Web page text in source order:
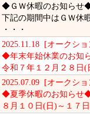
◆ＧＷ休暇のお知らせ
下記の期間中はＧＷ休
・・・
2025.11.18 [オークシ
◆年末年始休業のお知
令和７年１２月２８日(
2025.07.09 [オークシ
◆夏季休暇のお知らせ
８月１０日(日)～１７